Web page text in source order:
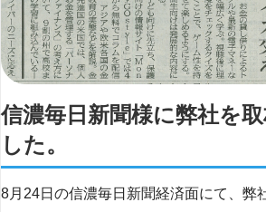
信濃毎日新聞様に弊社を
した。
8月24日の信濃毎日新聞経済面にて、弊